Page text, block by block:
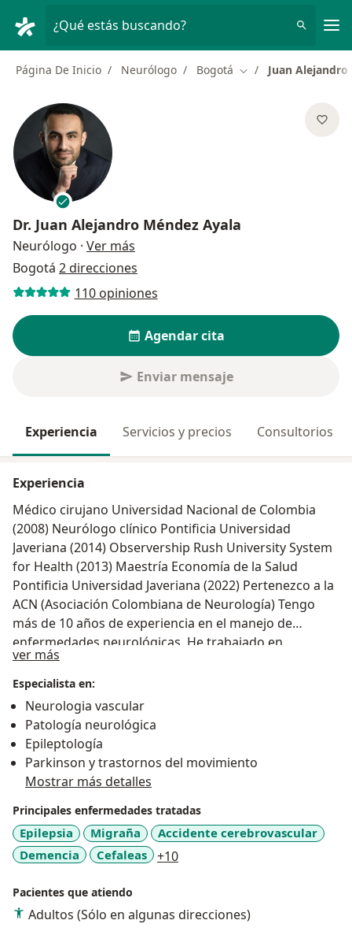
¿Qué estás buscando?
Página De Inicio Neurólogo Bogotá Cambiar de ciudad
Juan
Dr. Juan Alejandro Méndez Ayala
Neurólogo · Ver más
Bogotá 2 direcciones
110 opiniones
Agendar cita
Enviar mensaje
Experiencia Servicios y precios Consultorios
Experiencia
Médico cirujano Universidad Nacional de Colombia
(2008) Neurólogo clínico Pontificia Universidad
Javeriana (2014) Observership Rush University System
for Health (2013) Maestría Economía de la Salud
Pontificia Universidad Javeriana (2022) Pertenezco a la
ACN (Asociación Colombiana de Neurología) Tengo
más de 10 años de experiencia en el manejo de
enfermedades neurológicas. He trabajado en
diferentes instituciones: Hopistal San Rafael de
Bogotá, Hospital Central de la Policía, Clínicos IPS,
Fundasuvicol, Policía Nacional y actualmente en la
Clínica Infantil Santa María del Lago. Trabajo con altos
estándares éticos y profesionales.
ver más
Especialista en:
Neurologia vascular
Patología neurológica
Epileptología
Parkinson y trastornos del movimiento
Mostrar más detalles
Principales enfermedades tratadas
Epilepsia Migraña
Accidente cerebrovascular
Demencia
Cefaleas +10a11y_sr_more_diseases
Pacientes que atiendo
Adultos (Sólo en algunas direcciones)